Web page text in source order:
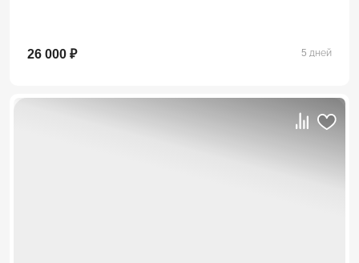
26 000 ₽ 5 дней